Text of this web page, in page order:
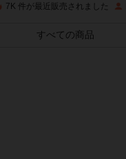
7K 件が最近販売されました
すべての商品